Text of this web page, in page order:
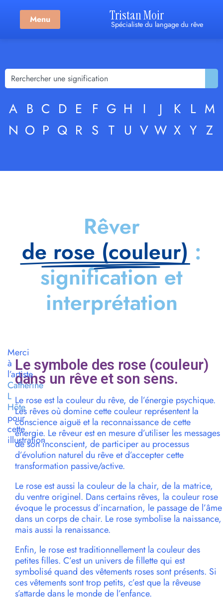
Menu Tristan Moir
Spécialiste du langage du rêve
A B C D E F G H I J K L M
N O P Q R S T U V W X Y Z
Rêver
de rose (couleur) :
signification et
interprétation
Le symbole des rose (couleur)
dans un rêve et son sens.
Le rose est la couleur du rêve, de l’énergie psychique.
Les rêves où domine cette couleur représentent la
conscience aiguë et la reconnaissance de cette
énergie. Le rêveur est en mesure d’utiliser les messages
de son inconscient, de participer au processus
d’évolution naturel du rêve et d’accepter cette
transformation passive/active.
Le rose est aussi la couleur de la chair, de la matrice,
du ventre originel. Dans certains rêves, la couleur rose
évoque le processus d’incarnation, le passage de l’âme
dans un corps de chair. Le rose symbolise la naissance,
mais aussi la renaissance.
Enfin, le rose est traditionnellement la couleur des
petites filles. C’est un univers de fillette qui est
symbolisé quand des vêtements roses sont présents. Si
ces vêtements sont trop petits, c’est que la rêveuse
s’attarde dans le monde de l’enfance.
Merci
à
l’artiste
Catherine
L
Hôte
pour
cette
illustration